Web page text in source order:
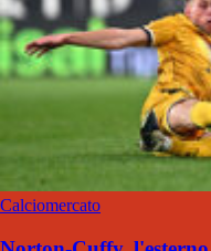
Calciomercato